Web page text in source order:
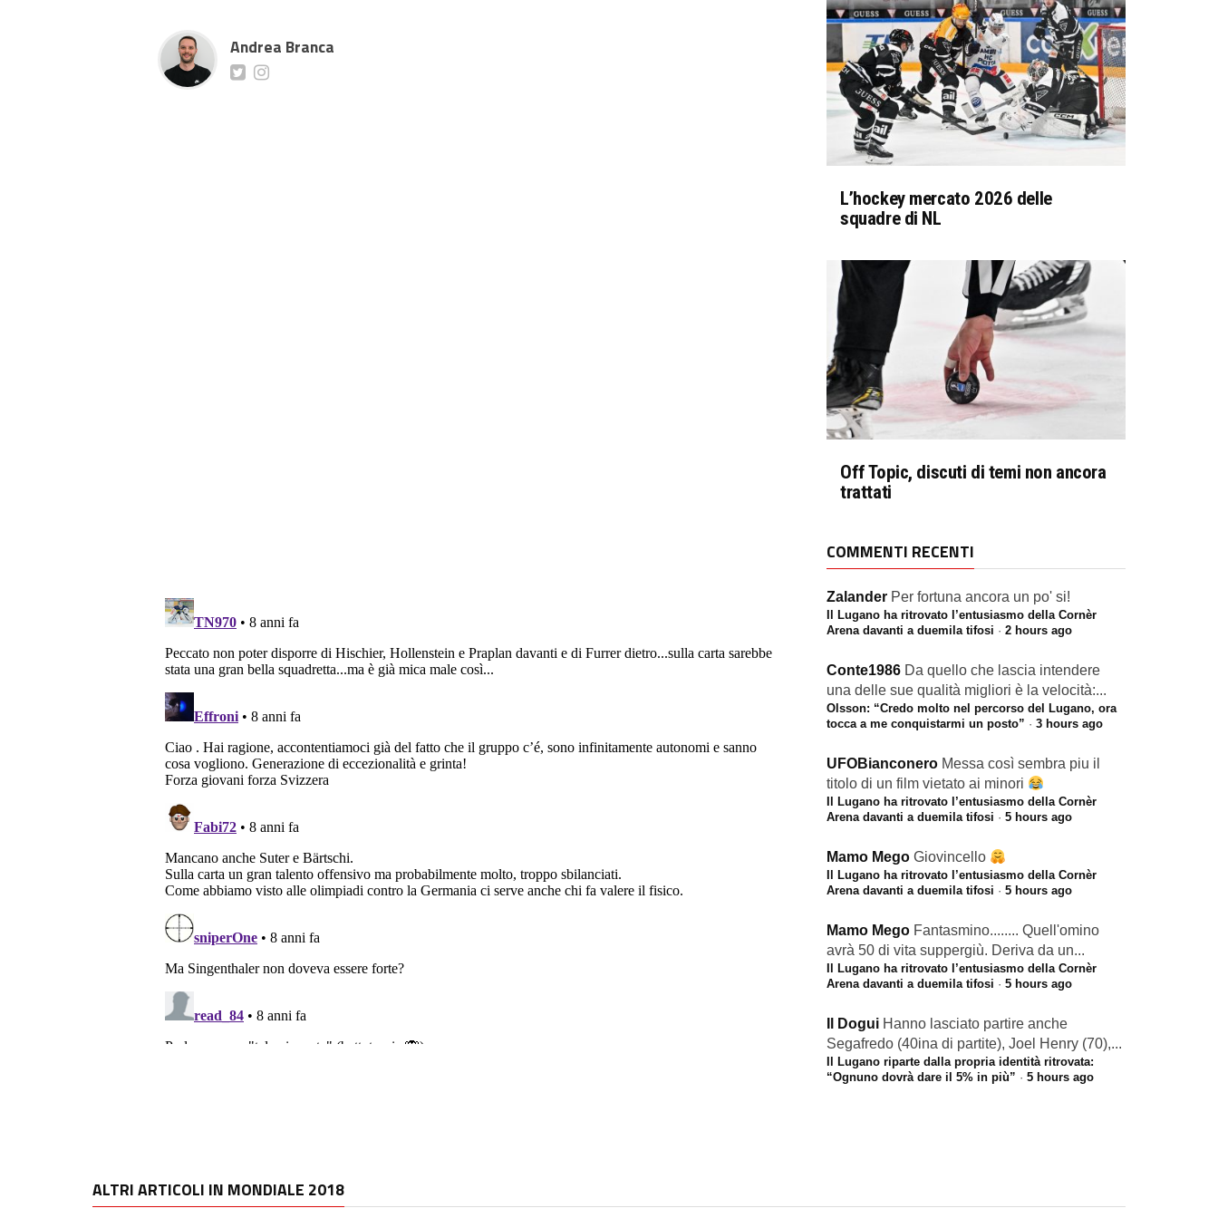
Andrea Branca
L’hockey mercato 2026 delle
squadre di NL
Off Topic, discuti di temi non ancora
trattati
COMMENTI RECENTI
Zalander Per fortuna ancora un po' si!
Il Lugano ha ritrovato l’entusiasmo della Cornèr
Arena davanti a duemila tifosi · 2 hours ago
Conte1986 Da quello che lascia intendere
una delle sue qualità migliori è la velocità:...
Olsson: “Credo molto nel percorso del Lugano, ora
tocca a me conquistarmi un posto” · 3 hours ago
UFOBianconero Messa così sembra piu il
titolo di un film vietato ai minori
Il Lugano ha ritrovato l’entusiasmo della Cornèr
Arena davanti a duemila tifosi · 5 hours ago
Mamo Mego Giovincello
Il Lugano ha ritrovato l’entusiasmo della Cornèr
Arena davanti a duemila tifosi · 5 hours ago
Mamo Mego Fantasmino........ Quell'omino
avrà 50 di vita suppergiù. Deriva da un...
Il Lugano ha ritrovato l’entusiasmo della Cornèr
Arena davanti a duemila tifosi · 5 hours ago
Il Dogui Hanno lasciato partire anche
Segafredo (40ina di partite), Joel Henry (70),...
Il Lugano riparte dalla propria identità ritrovata:
“Ognuno dovrà dare il 5% in più” · 5 hours ago
ALTRI ARTICOLI IN MONDIALE 2018